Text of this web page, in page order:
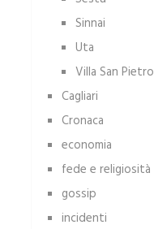
Sinnai
Uta
Villa San Pietro
Cagliari
Cronaca
economia
fede e religiosità
gossip
incidenti